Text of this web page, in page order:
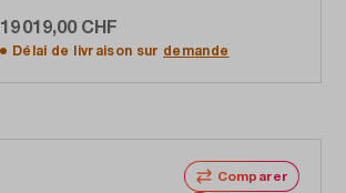
19 019,00 CHF
Délai de livraison sur demande
Comparer